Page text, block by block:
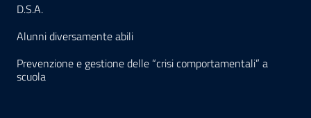
D.S.A.
Alunni diversamente abili
Prevenzione e gestione delle “crisi comportamentali” a
scuola